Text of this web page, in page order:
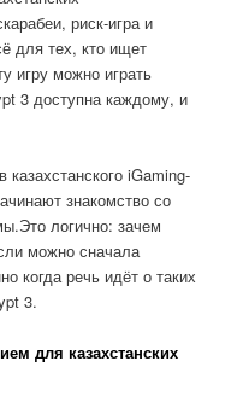
риск-игра и
для тех, кто ищет
игру можно играть
3 доступна каждому, и
iGaming-
знакомство со
логично: зачем
можно сначала
когда речь идёт о таких
3.
для казахстанских